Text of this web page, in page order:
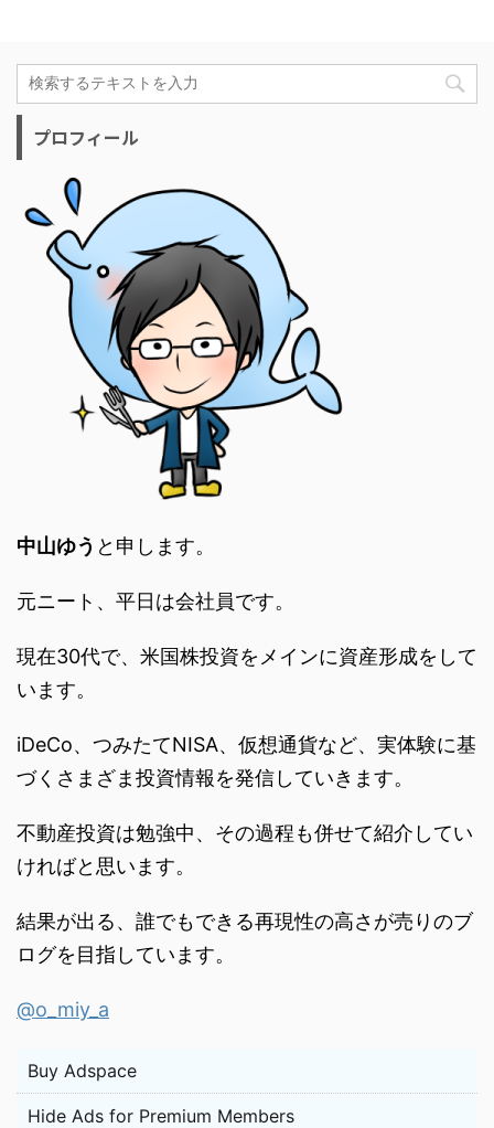
プロフィール
中山ゆう と申します。
元ニート、平日は会社員です。
現在30代で、米国株投資をメインに資産形成をして
います。
iDeCo、つみたてNISA、仮想通貨など、実体験に基
づくさまざま投資情報を発信していきます。
不動産投資は勉強中、その過程も併せて紹介してい
ければと思います。
結果が出る、誰でもできる再現性の高さが売りのブ
ログを目指しています。
@o_miy_a
Buy Adspace
Hide Ads for Premium Members